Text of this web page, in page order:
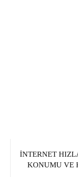
İNTERNET
KONUMU VE